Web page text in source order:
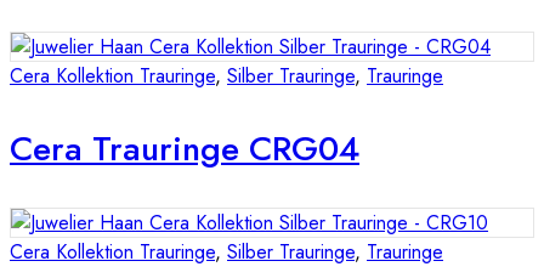
Cera Kollektion Trauringe, Silber Trauringe, Trauringe
Cera Trauringe CRG04
Cera Kollektion Trauringe, Silber Trauringe, Trauringe